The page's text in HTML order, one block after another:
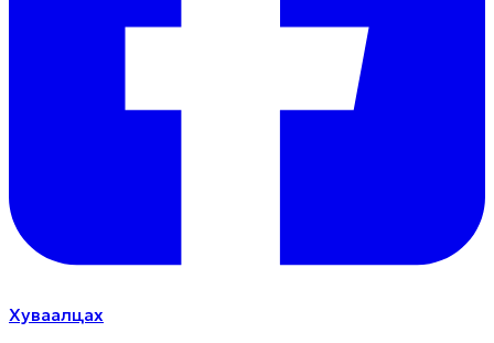
Хуваалцах